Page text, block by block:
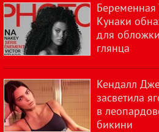
Беременная
Кунаки
для обложки
глянца
Кендалл
засветила
в
бикини